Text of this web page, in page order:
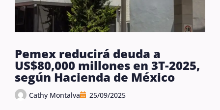
Pemex reducirá deuda a
US$80,000 millones en 3T-2025,
según Hacienda de México
Cathy Montalva 25/09/2025